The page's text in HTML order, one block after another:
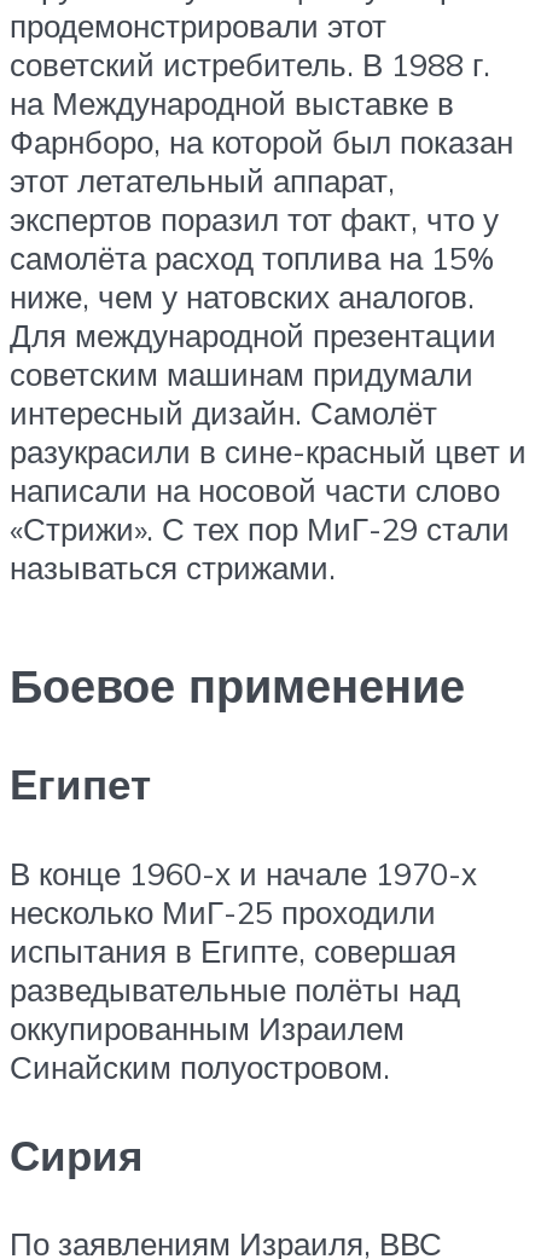
продемонстрировали этот
советский истребитель. В 1988 г.
на Международной выставке в
Фарнборо, на которой был показан
этот летательный аппарат,
экспертов поразил тот факт, что у
самолёта расход топлива на 15%
ниже, чем у натовских аналогов.
Для международной презентации
советским машинам придумали
интересный дизайн. Самолёт
разукрасили в сине-красный цвет и
написали на носовой части слово
«Стрижи». С тех пор МиГ-29 стали
называться стрижами.
Боевое применение
Египет
В конце 1960-х и начале 1970-х
несколько МиГ-25 проходили
испытания в Египте, совершая
разведывательные полёты над
оккупированным Израилем
Синайским полуостровом.
Сирия
По заявлениям Израиля, ВВС